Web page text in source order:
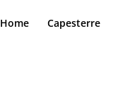
Home Capesterre